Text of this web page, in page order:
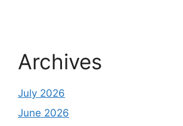
Archives
July 2026
June 2026